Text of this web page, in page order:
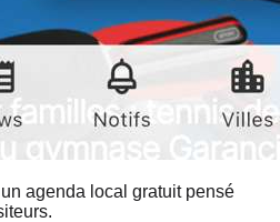
agenda local gratuit pensé